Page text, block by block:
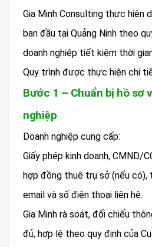
Gia Minh Consulting thực hiện
ban đầu tại Quảng Ninh theo
doanh nghiệp tiết kiệm thời
Quy trình được thực hiện chi
Bước 1 – Chuẩn bị hồ sơ
nghiệp
Doanh nghiệp cung cấp:
Giấy phép kinh doanh, CMND/
hợp đồng thuê trụ sở (nếu có),
email và số điện thoại liên hệ.
Gia Minh rà soát, đối chiếu
đủ, hợp lệ theo quy định của